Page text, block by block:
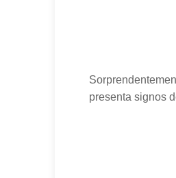
presenta signos